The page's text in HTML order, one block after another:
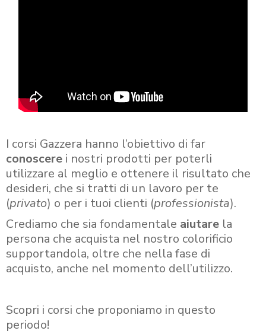
I corsi Gazzera hanno l’obiettivo di far
conoscere i nostri prodotti per poterli
utilizzare al meglio e ottenere il risultato che
desideri, che si tratti di un lavoro per te
(privato) o per i tuoi clienti (professionista).
Crediamo che sia fondamentale aiutare la
persona che acquista nel nostro colorificio
supportandola, oltre che nella fase di
acquisto, anche nel momento dell’utilizzo.
Scopri i corsi che proponiamo in questo
periodo!